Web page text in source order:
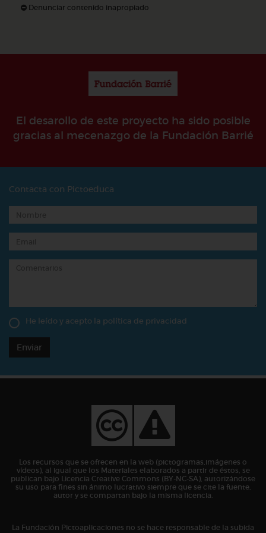
Denunciar contenido inapropiado
El desarollo de este proyecto ha sido posible
gracias al mecenazgo de la Fundación Barrié
Contacta con Pictoeduca
He leído y acepto la política de privacidad
Enviar
Los recursos que se ofrecen en la web (pictogramas,imágenes o
vídeos), al igual que los Materiales elaborados a partir de éstos, se
publican bajo Licencia Creative Commons (BY-NC-SA), autorizándose
su uso para fines sin ánimo lucrativo siempre que se cite la fuente,
autor y se compartan bajo la misma licencia.
La Fundación Pictoaplicaciones no se hace responsable de la subida